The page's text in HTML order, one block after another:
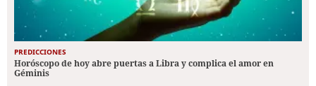
PREDICCIONES
Horóscopo de hoy abre puertas a Libra y complica el amor en
Géminis